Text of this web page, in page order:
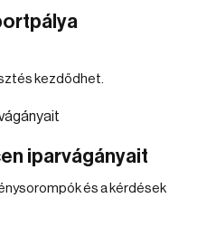
kezdődhet.
iparvágányait
és a kérdések